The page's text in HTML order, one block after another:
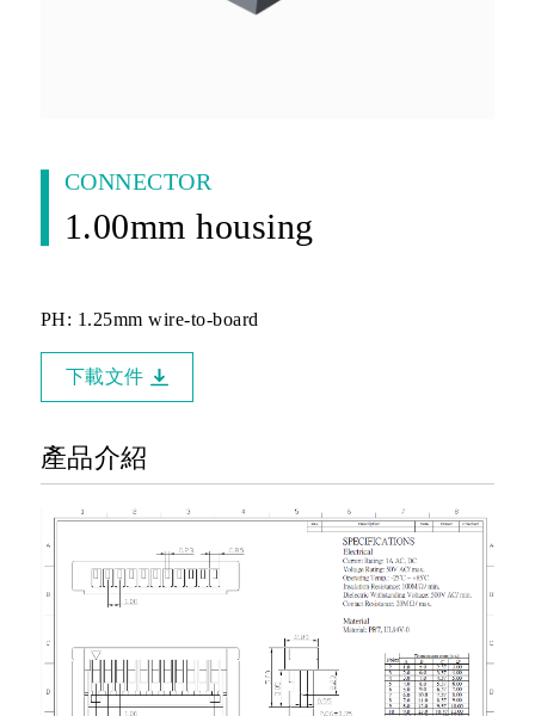
CONNECTOR
1.00mm housing
PH: 1.25mm wire-to-board
下載文件
產品介紹